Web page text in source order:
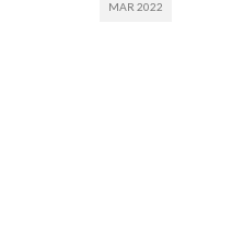
MAR 2022